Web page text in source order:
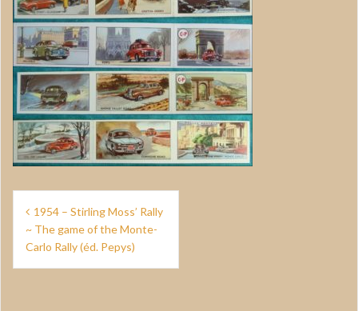
Navigation
de
l’article
1954 – Stirling Moss’ Rally
~ The game of the Monte-
Carlo Rally (éd. Pepys)